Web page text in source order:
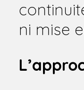
ni mise